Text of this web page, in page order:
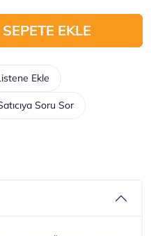
SEPETE EKLE
Ekle
Soru Sor